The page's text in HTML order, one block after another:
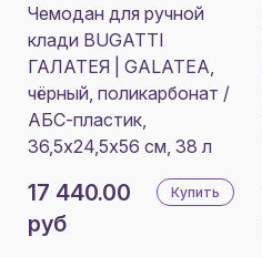
Чемодан для ручной
клади BUGATTI
ГАЛАТЕЯ | GALATEA,
чёрный, поликарбонат /
АБС-пластик,
36,5х24,5х56 см, 38 л
17 440.00
руб
Купить